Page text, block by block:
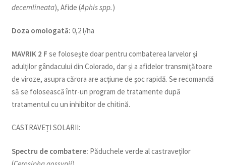
decemlineata), Afide (Aphis spp.)
Doza omologată: 0,2 l/ha
MAVRIK 2 F se foloseşte doar pentru combaterea larvelor şi
adulţilor gândacului din Colorado, dar şi a afidelor transmiţătoare
de viroze, asupra cărora are acţiune de şoc rapidă. Se recomandă
să se folosească într-un program de tratamente după
tratamentul cu un inhibitor de chitină.
CASTRAVEȚI SOLARII:
Spectru de combatere: Păduchele verde al castraveţilor